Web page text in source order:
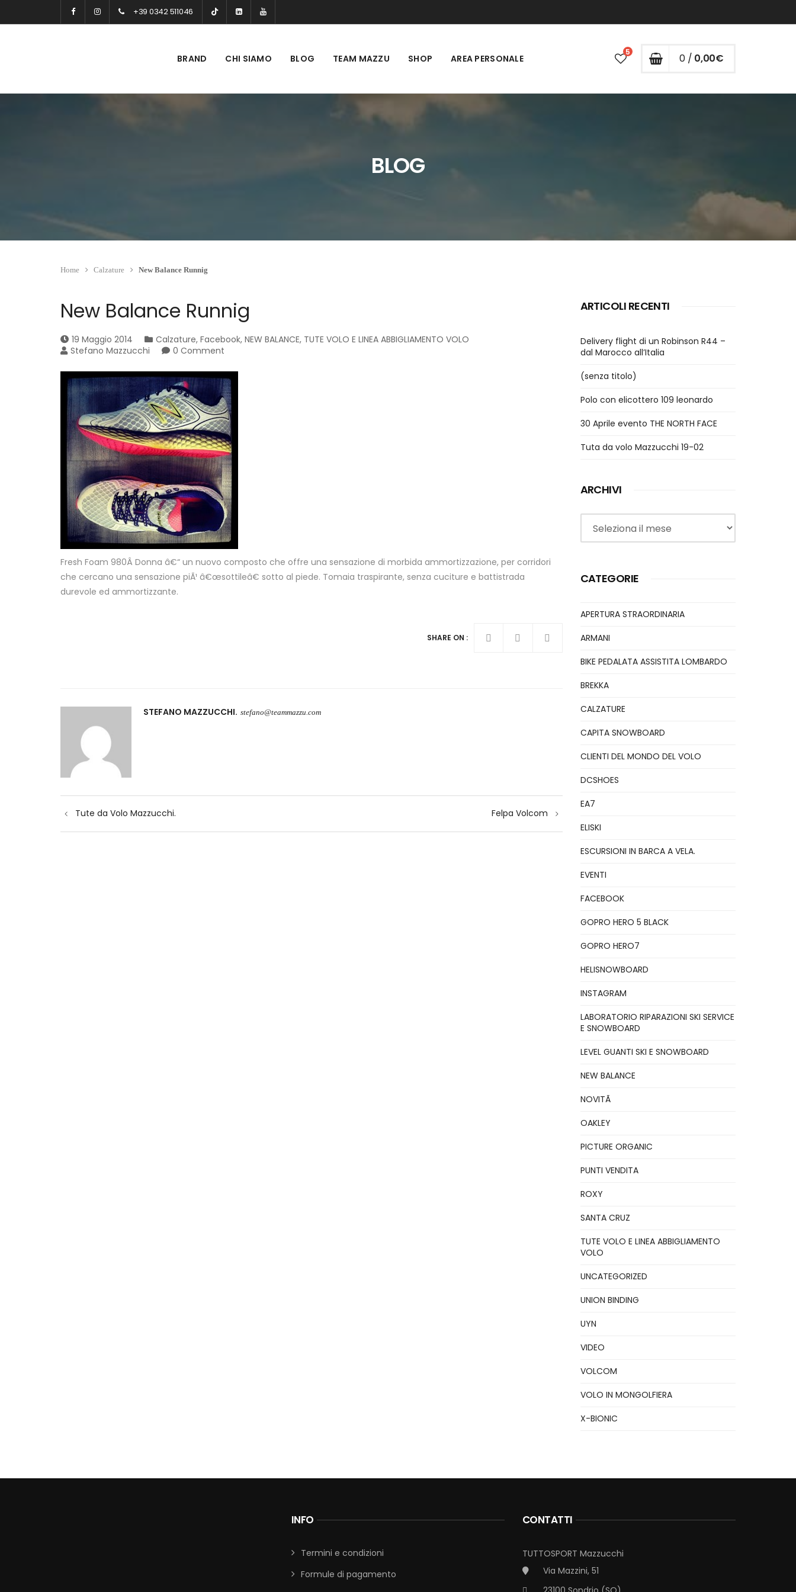
+39 0342 511046
BRAND CHI SIAMO BLOG TEAM MAZZU SHOP AREA PERSONALE
5 0 / 0,00€
BLOG
Home Calzature New Balance Runnig
New Balance Runnig
19 Maggio 2014 Calzature, Facebook, NEW BALANCE, TUTE VOLO E LINEA ABBIGLIAMENTO VOLO
Stefano Mazzucchi
0 Comment
Fresh Foam 980Â Donna â€“ un nuovo composto che offre una sensazione di morbida ammortizzazione, per corridori
che cercano una sensazione piÃ¹ â€œsottileâ€ sotto al piede. Tomaia traspirante, senza cuciture e battistrada
durevole ed ammortizzante.
SHARE ON :
STEFANO MAZZUCCHI stefano@teammazzu.com
articoli
Tute da Volo Mazzucchi. Felpa Volcom
ARTICOLI RECENTI
Delivery flight di un Robinson R44 –
dal Marocco all’Italia
(senza titolo)
Polo con elicottero 109 leonardo
30 Aprile evento THE NORTH FACE
Tuta da volo Mazzucchi 19-02
ARCHIVI
Archivi
CATEGORIE
APERTURA STRAORDINARIA
ARMANI
BIKE PEDALATA ASSISTITA LOMBARDO
BREKKA
CALZATURE
CAPITA SNOWBOARD
CLIENTI DEL MONDO DEL VOLO
DCSHOES
EA7
ELISKI
ESCURSIONI IN BARCA A VELA.
EVENTI
FACEBOOK
GOPRO HERO 5 BLACK
GOPRO HERO7
HELISNOWBOARD
INSTAGRAM
LABORATORIO RIPARAZIONI SKI SERVICE
E SNOWBOARD
LEVEL GUANTI SKI E SNOWBOARD
NEW BALANCE
NOVITÃ
OAKLEY
PICTURE ORGANIC
PUNTI VENDITA
ROXY
SANTA CRUZ
TUTE VOLO E LINEA ABBIGLIAMENTO
VOLO
UNCATEGORIZED
UNION BINDING
UYN
VIDEO
VOLCOM
VOLO IN MONGOLFIERA
X-BIONIC
INFO
Termini e condizioni
Formule di pagamento
CONTATTI
TUTTOSPORT Mazzucchi
Via Mazzini, 51